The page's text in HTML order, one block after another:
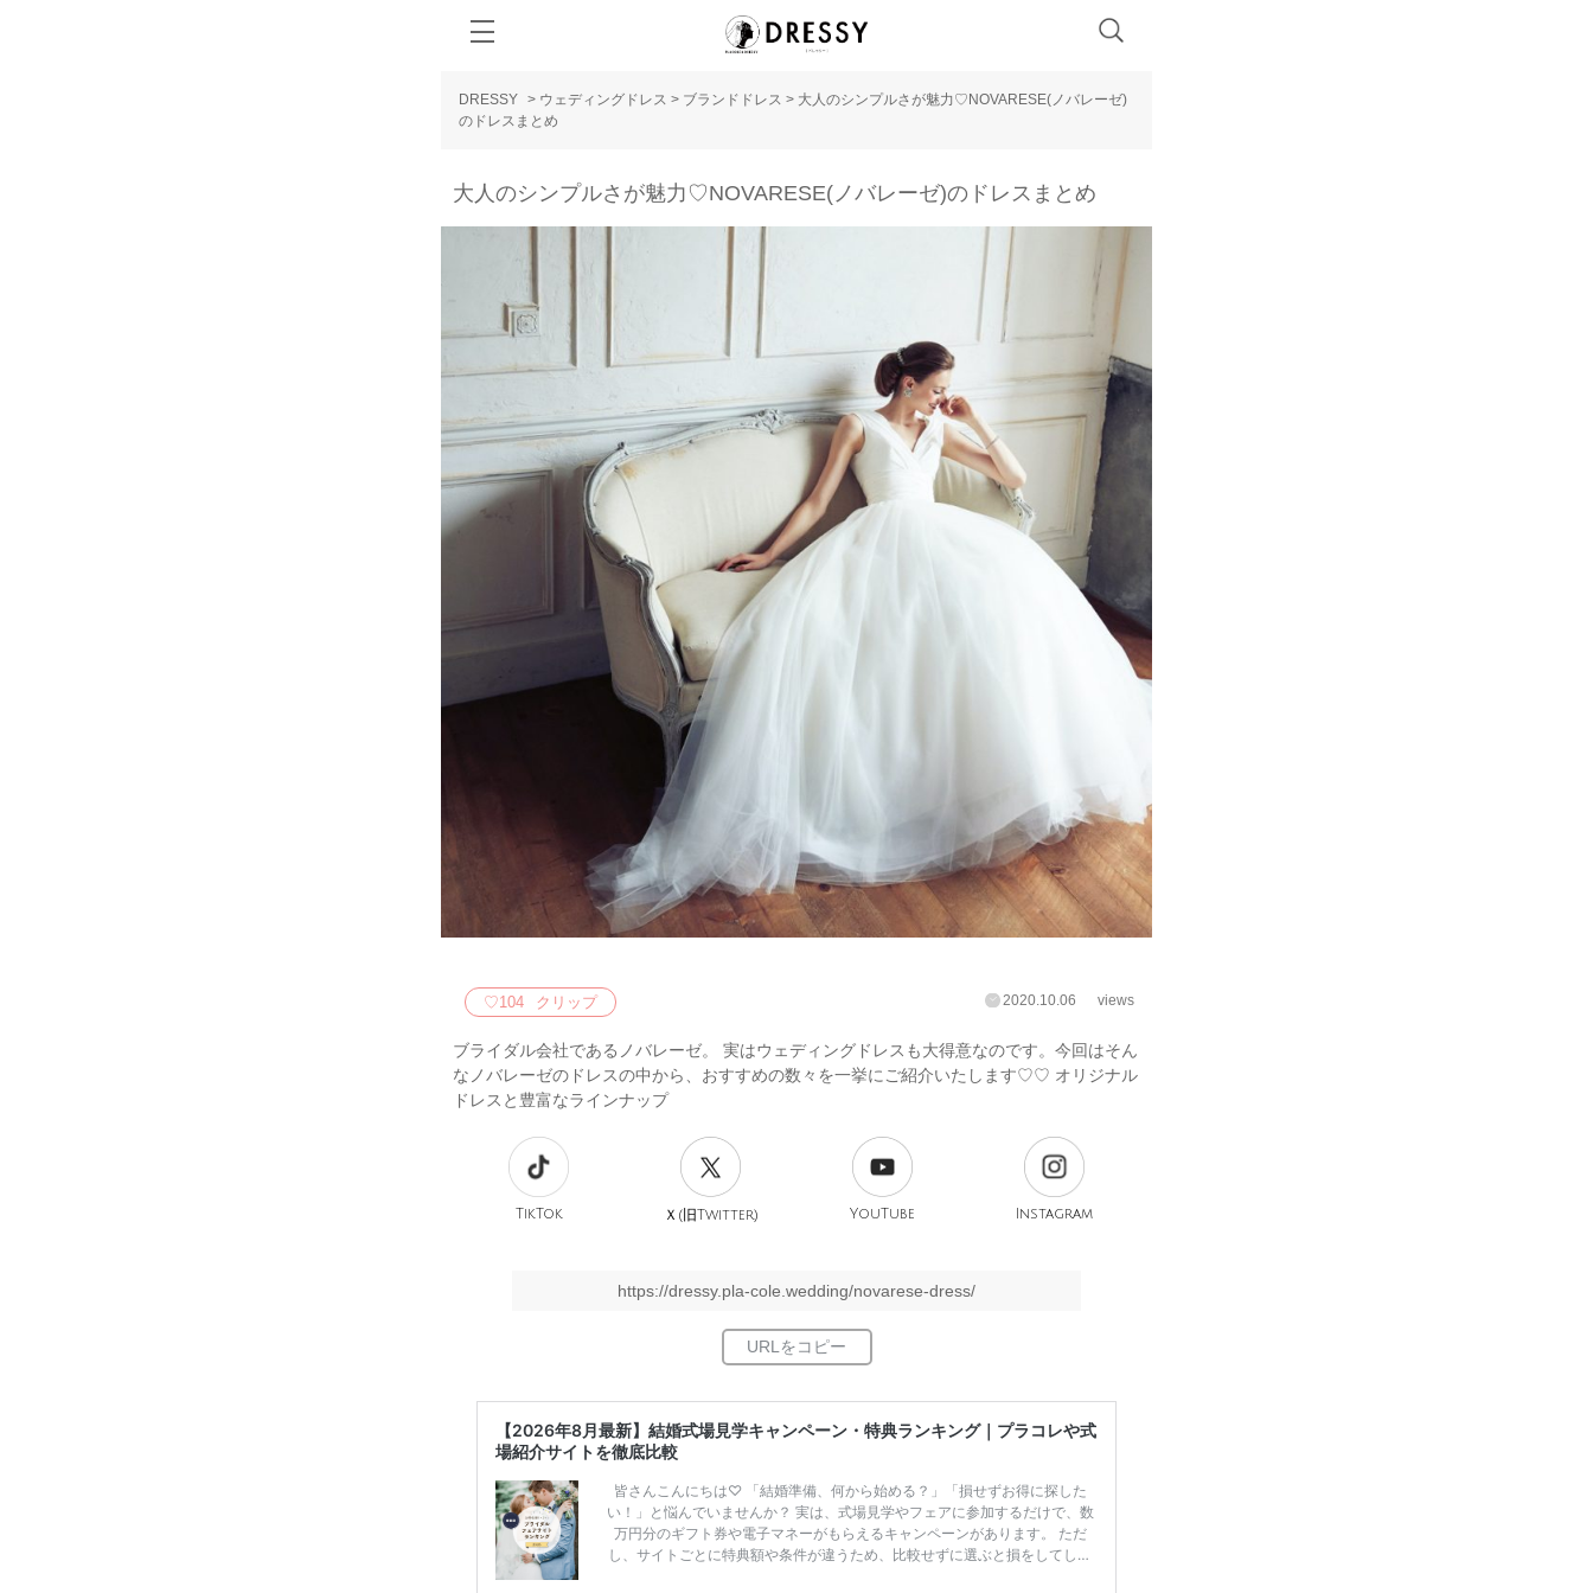
DRESSY > ウェディングドレス > ブランドドレス > 大人のシンプルさが魅力♡NOVARESE(ノバレーゼ)
のドレスまとめ
大人のシンプルさが魅力♡NOVARESE(ノバレーゼ)のドレスまとめ
♡104 クリップ 2020.10.06 views
ブライダル会社であるノバレーゼ。 実はウェディングドレスも大得意なのです。今回はそん
なノバレーゼのドレスの中から、おすすめの数々を一挙にご紹介いたします♡♡ オリジナル
ドレスと豊富なラインナップ
TikTok Ｘ(旧Twitter) YouTube Instagram
https://dressy.pla-cole.wedding/novarese-dress/
【2026年8月最新】結婚式場見学キャンペーン・特典ランキング｜プラコレや式
場紹介サイトを徹底比較
皆さんこんにちは♡ 「結婚準備、何から始める？」「損せずお得に探した
い！」と悩んでいませんか？ 実は、式場見学やフェアに参加するだけで、数
万円分のギフト券や電子マネーがもらえるキャンペーンがあります。 ただ
し、サイトごとに特典額や条件が違うため、比較せずに選ぶと損をしてしま